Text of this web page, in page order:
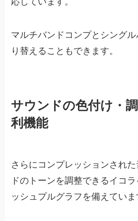
マルチバンドコンプとシング
り替えることもできます。
サウンドの色付け・
利機能
さらにコンプレッションされ
ドのトーンを調整できるイコ
ッシュプルグラフを備えていま